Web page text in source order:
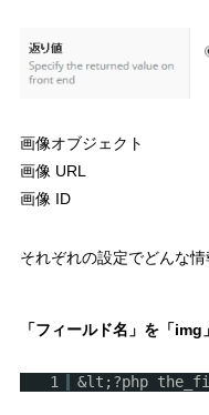
画像オブジェクト
画像 URL
画像 ID
それぞれの設定でどんな
「フィールド名」を「
1 &lt;?php